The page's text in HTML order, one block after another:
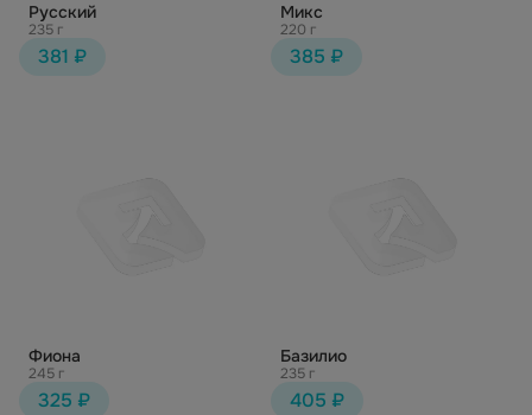
Русский
235 г
381 ₽
Микс
220 г
385 ₽
Фиона
245 г
325 ₽
Базилио
235 г
405 ₽